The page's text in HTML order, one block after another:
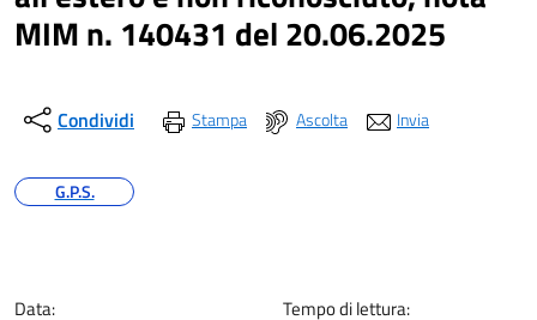
MIM n. 140431 del 20.06.2025
Condividi Stampa Ascolta Invia
Argomenti
G.P.S.
Data: Tempo di lettura: